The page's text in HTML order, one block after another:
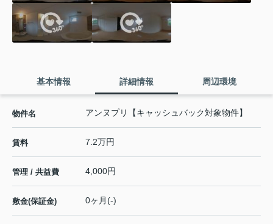
基本情報 詳細情報 周辺環境
物件名 アンヌプリ【キャッシュバック対象物件】
賃料 7.2万円
管理 / 共益費 4,000円
敷金(保証金) 0ヶ月(-)